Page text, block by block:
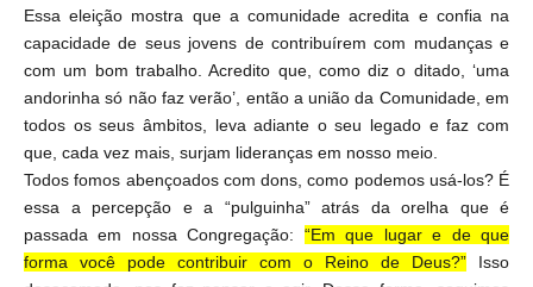
Essa eleição mostra que a comunidade acredita e confia na
capacidade de seus jovens de contribuírem com mudanças e
com um bom trabalho. Acredito que, como diz o ditado, ‘uma
andorinha só não faz verão’, então a união da Comunidade, em
todos os seus âmbitos, leva adiante o seu legado e faz com
que, cada vez mais, surjam lideranças em nosso meio.
Todos fomos abençoados com dons, como podemos usá-los? É
essa a percepção e a “pulguinha” atrás da orelha que é
passada em nossa Congregação: “Em que lugar e de que
forma você pode contribuir com o Reino de Deus?” Isso